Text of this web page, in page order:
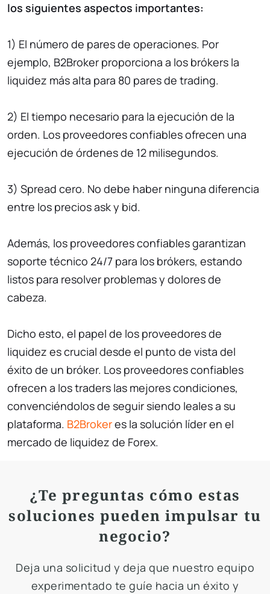
los siguientes aspectos importantes:
1) El número de pares de operaciones. Por
ejemplo, B2Broker proporciona a los brókers la
liquidez más alta para 80 pares de trading.
2) El tiempo necesario para la ejecución de la
orden. Los proveedores confiables ofrecen una
ejecución de órdenes de 12 milisegundos.
3) Spread cero. No debe haber ninguna diferencia
entre los precios ask y bid.
Además, los proveedores confiables garantizan
soporte técnico 24/7 para los brókers, estando
listos para resolver problemas y dolores de
cabeza.
Dicho esto, el papel de los proveedores de
liquidez es crucial desde el punto de vista del
éxito de un bróker. Los proveedores confiables
ofrecen a los traders las mejores condiciones,
convenciéndolos de seguir siendo leales a su
plataforma. B2Brokeres la solución líder en el
mercado de liquidez de Forex.
¿Te preguntas cómo estas
soluciones pueden impulsar tu
negocio?
Deja una solicitud y deja que nuestro equipo
experimentado te guíe hacia un éxito y